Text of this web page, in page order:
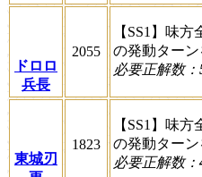
ドロロ
兵長
2055
【SS1】味
の発動ターン
必要正解数：
東城刃
1823
【SS1】味
の発動ターン
必要正解数：